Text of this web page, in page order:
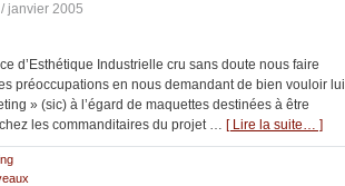
/ janvier 2005
d’Esthétique Industrielle cru sans doute nous faire
préoccupations en nous demandant de bien vouloir lui
» (sic) à l’égard de maquettes destinées à être
les commanditaires du projet … [ Lire la suite… ]